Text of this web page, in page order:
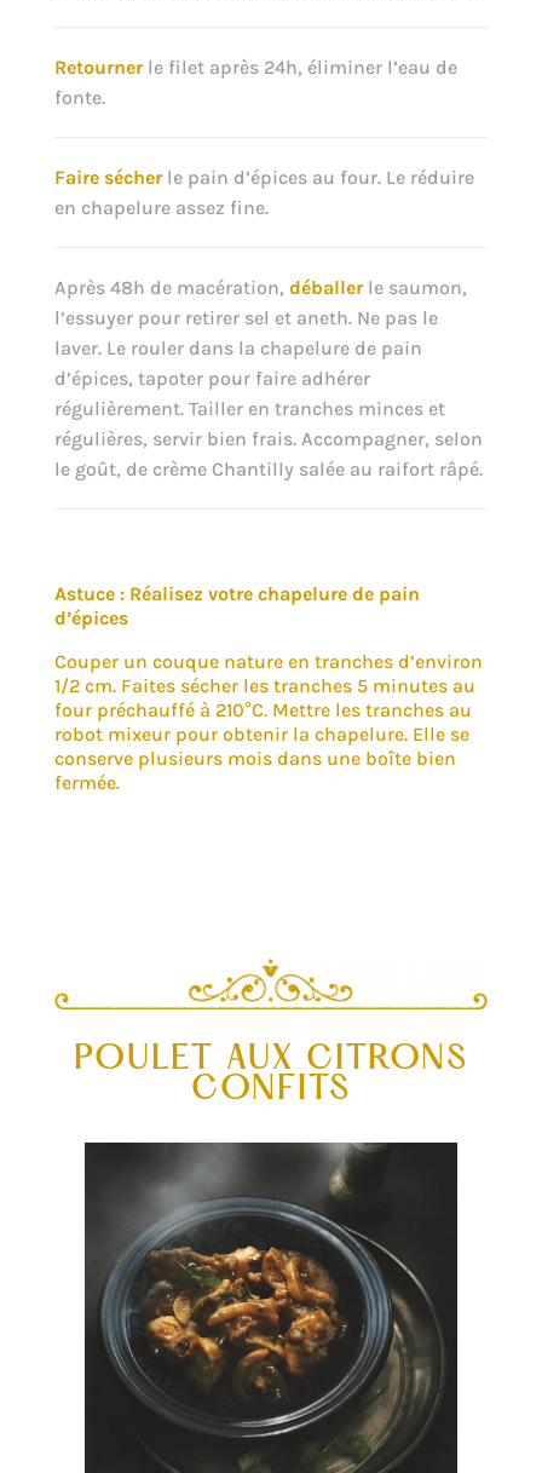
Retournerle filet après 24h, éliminer l’eau de
fonte.
Faire sécherle pain d’épices au four. Le réduire
en chapelure assez fine.
Après 48h de macération, déballer le saumon,
l’essuyer pour retirer sel et aneth. Ne pas le
laver. Le rouler dans la chapelure de pain
d’épices, tapoter pour faire adhérer
régulièrement. Tailler en tranches minces et
régulières, servir bien frais. Accompagner, selon
le goût, de crème Chantilly salée au raifort râpé.
Astuce : Réalisez votre chapelure de pain
d’épices
Couper un couque nature en tranches d’environ
1/2 cm. Faites sécher les tranches 5 minutes au
four préchauffé à 210°C. Mettre les tranches au
robot mixeur pour obtenir la chapelure. Elle se
conserve plusieurs mois dans une boîte bien
fermée.
POULET AUX CITRONS
CONFITS